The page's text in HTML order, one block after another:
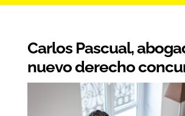
Carlos Pascual,
nuevo derecho